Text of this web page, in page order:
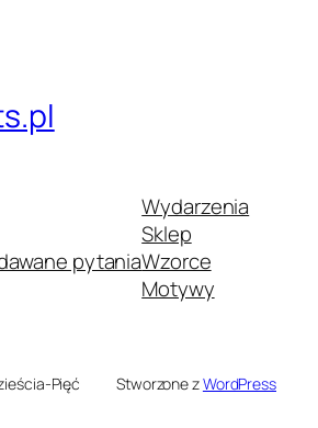
pytania
Wydarzenia
Sklep
Wzorce
Motywy
Pięć Stworzone zWordPress